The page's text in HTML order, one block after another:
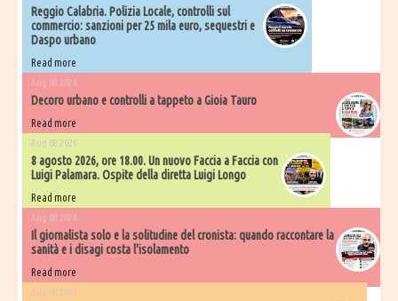
Reggio Calabria. Polizia Locale, controlli sul
commercio: sanzioni per 25 mila euro, sequestri e
Daspo urbano
Read more
Aug 08 2026
Decoro urbano e controlli a tappeto a Gioia Tauro
Read more
Aug 08 2026
8 agosto 2026, ore 18.00. Un nuovo Faccia a Faccia con
Luigi Palamara. Ospite della diretta Luigi Longo
Read more
Aug 08 2026
Il giornalista solo e la solitudine del cronista: quando raccontare la
sanità e i disagi costa l'isolamento
Read more
Aug 08 2026